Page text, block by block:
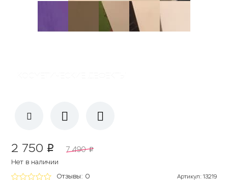
2 750 p 7 490 p
Нет в наличии
Отзывы: 0
Артикул:13219